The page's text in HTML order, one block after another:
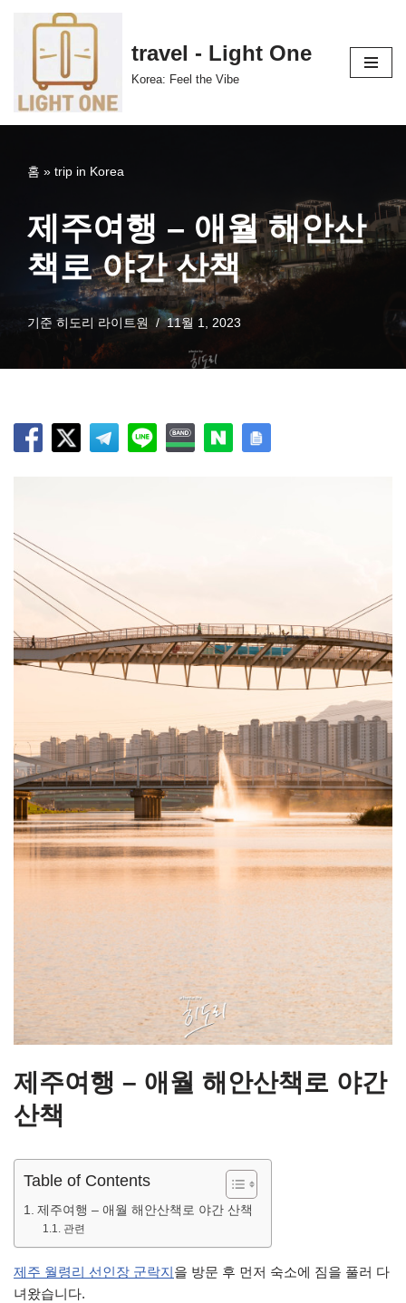
츠
로
travel - Light One
Korea: Feel the Vibe
홈 » trip in Korea
제주여행 – 애월 해안산
책로 야간 산책
기준 히도리 라이트원 11월 1, 2023
제주여행 – 애월 해안산책로 야간
산책
Table of Contents
제주여행 – 애월 해안산책로 야간 산책
관련
제주 월령리 선인장 군락지을 방문 후 먼저 숙소에 짐을 풀러 다
녀왔습니다.